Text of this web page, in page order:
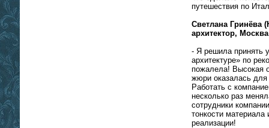
путешествия по
Светлана Гринёва
архитектор,
- Я решила принять
архитектуре» по
пожалела! Высокая
жюри оказалась
Работать с
несколько раз
сотрудники
тонкости материала
реализации!